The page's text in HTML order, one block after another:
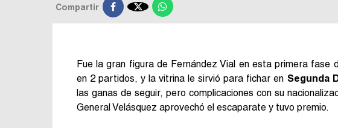
Compartir 
Fue la gran figura de Fernández Vial en esta primera fase
en 2 partidos, y la vitrina le sirvió para fichar en Segunda
las ganas de seguir, pero complicaciones con su
General Velásquez aprovechó el escaparate y tuvo premio.